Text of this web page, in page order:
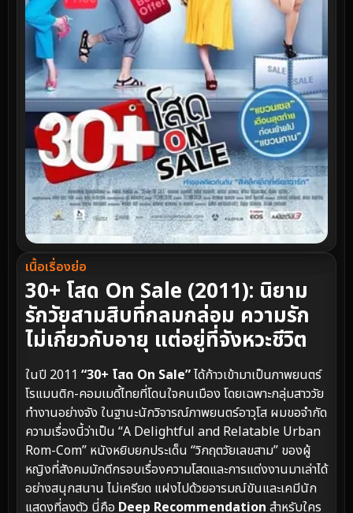
เนื้อเรื่องย่อ
30+ โสด On Sale (2011): นิยาม
รักวัยสามสิบที่กลมกล่อม ความรัก
ไม่เกี่ยวกับอายุ แต่อยู่ที่จังหวะชีวิต
ในปี 2011 “30+ โสด On Sale”ได้ก้าวเข้ามาเป็นภาพยนตร์
โรแมนติก-คอมเมดี้ไทยที่โดนใจคนเมือง โดยเฉพาะกลุ่มสาววัย
ทำงานอย่างจัง ในฐานะนักวิจารณ์ภาพยนตร์อาวุโส ผมขอจำกัด
ความเรื่องนี้ว่าเป็น “A Delightful and Relatable Urban
Rom-Com” หนังหยิบยกประเด็น “วิกฤตวัยเลขสาม” ของผู้
หญิงที่สังคมมักตีกรอบเรื่องความโสดและการแต่งงานมาเล่าได้
อย่างสนุกสนาน ไม่เครียด แฝงไปด้วยอารมณ์ขันและเคมีนัก
แสดงที่ลงตัว นี่คือ Deep Recommendation สำหรับใคร